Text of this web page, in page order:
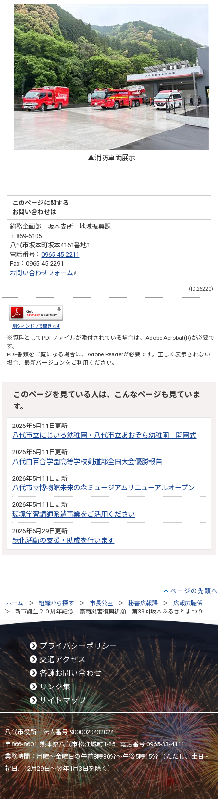
▲消防車両展示
このページに関する
お問い合わせは
総務企画部 坂本支所 地域振興課
〒869-6105
八代市坂本町坂本4161番地1
電話番号：0965-45-2211
Fax：0965-45-2291
お問い合わせフォーム
（ID:26220）
別ウィンドウで開きます
※資料としてPDFファイルが添付されている場合は、 Adobe Acrobat(R)が必要で
す。
PDF書類をご覧になる場合は、 Adobe Readerが必要です。正しく表示されない
場合、最新バージョンをご利用ください。
このページを見ている人は、こんなページも見ていま
す。
2026年5月11日更新
八代市立にじいろ幼稚園・八代市立あおぞら幼稚園 開園式
2026年5月11日更新
八代白百合学園高等学校剣道部全国大会優勝報告
2026年5月11日更新
八代市立博物館未来の森ミュージアムリニューアルオープン
2026年5月11日更新
環境学習講師派遣事業をご活用ください
2026年6月29日更新
緑化活動の支援・助成を行います
ページの先頭へ
ホーム 組織から探す 市長公室 秘書広報課
広報広聴係
新市誕生２０周年記念 豪雨災害復興祈願 第39回坂本ふるさとまつり
プライバシーポリシー
交通アクセス
各課お問い合わせ
リンク集
サイトマップ
八代市役所 法人番号 9000020432024
〒866-8601 熊本県八代市松江城町1-25 電話番号:0965-33-4111
業務時間：月曜～金曜日の午前8時30分～午後5時15分 （ただし、土日・
祝日、12月29日～翌年1月3日を除く）